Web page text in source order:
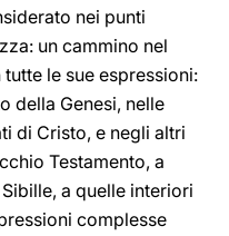
nei punti
un cammino nel
le sue espressioni:
della Genesi, nelle
di Cristo, e negli altri
Testamento, a
a quelle interiori
complesse